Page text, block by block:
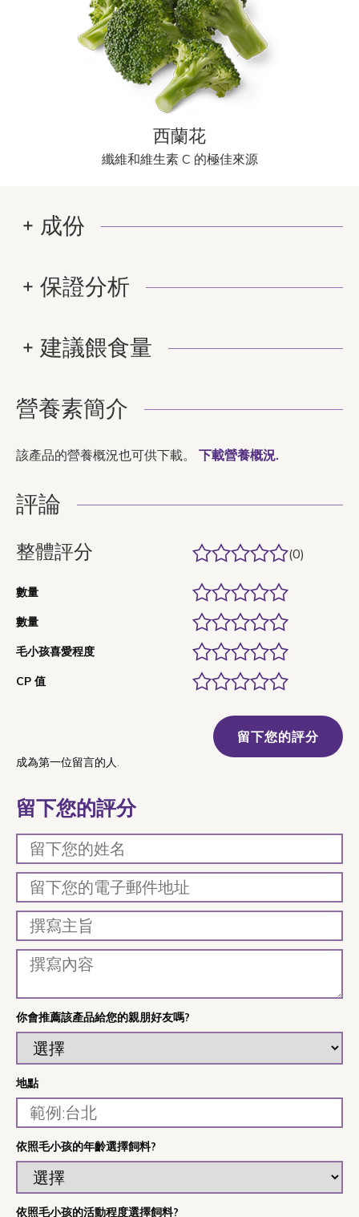
西蘭花
纖維和維生素 C 的極佳來源
成份
保證分析
建議餵食量
營養素簡介
該產品的營養概況也可供下載。 下載營養概況.
評論
整體評分 (0)
數量
數量
毛小孩喜愛程度
CP 值
留下您的評分
成為第一位留言的人.
留下您的評分
你會推薦該產品給您的親朋好友嗎?
地點
依照毛小孩的年齡選擇飼料?
依照毛小孩的活動程度選擇飼料?